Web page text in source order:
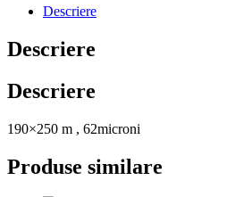
Descriere
Descriere
Descriere
190×250 m , 62microni
Produse similare